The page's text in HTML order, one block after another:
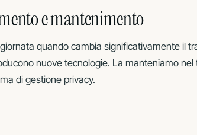
e mantenimento
quando cambia significativamente il
nuove tecnologie. La manteniamo
di gestione privacy.